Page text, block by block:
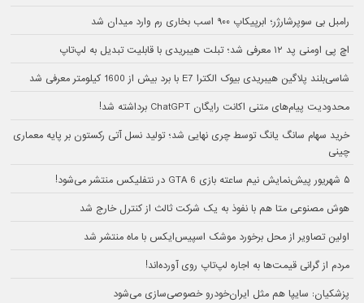
رامبل بی سوپرشارژر؛ ابرپیکاپ ۹۰۰ اسب بخاری رم وارد میدان شد
اچ پی اومنی پد ۱۲ معرفی شد؛ تبلت هیبریدی با قابلیت تبدیل به لپ‌تاپ
شاسی‌بلند پلاگین هیبریدی بیوک الکترا E7 با برد بیش از 1600 کیلومتر معرفی شد
محدودیت پیام‌های متنی اکانت رایگان ChatGPT برداشته شد!
خرید سهام سانگ‌ یانگ توسط چری نهایی شد؛ تولید نسل آتی رکستون بر پایه معماری
چینی
۵ شهریور پیش‌نمایش نیم ساعته بازی GTA 6 در نتفلیکس منتشر می‌شود!
هوش مصنوعی متا هم با نفوذ به یک شرکت ثالث از کنترل خارج شد
اولین تصاویر از محل برخورد موشک اسپیس‌ایکس با ماه منتشر شد
مردم از گرانی قیمت‌ها به اجاره لپ‌تاپ روی آورده‌اند!
پزشکیان: سایپا هم مثل ایران‌خودرو خصوصی‌سازی می‌شود